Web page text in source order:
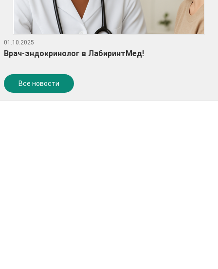
01.10.2025
Врач-эндокринолог в ЛабиринтМед!
Все новости